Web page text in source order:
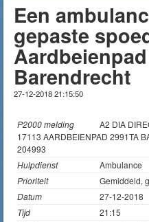
Een
gepaste
Barendrecht
27-12-2018 21:15:50
P2000 melding
A2 DIA
17113 AARDBEIENPAD 2991TA
204993
Hulpdienst
Ambulance
Prioriteit
Gemiddeld,
Datum
27-12-2018
Tijd
21:15